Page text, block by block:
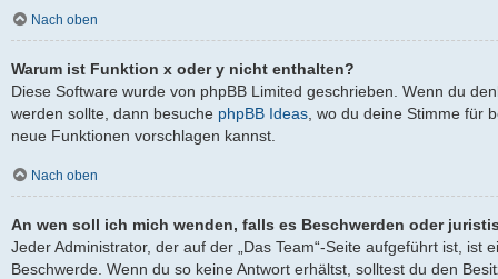
Nach oben
Warum ist Funktion x oder y nicht enthalten?
Diese Software wurde von phpBB Limited geschrieben. Wenn du
werden sollte, dann besuche phpBB Ideas, wo du deine Stimme für
neue Funktionen vorschlagen kannst.
Nach oben
An wen soll ich mich wenden, falls es Beschwerden oder
Jeder Administrator, der auf der „Das Team“-Seite aufgeführt ist, ist
Beschwerde. Wenn du so keine Antwort erhältst, solltest du den